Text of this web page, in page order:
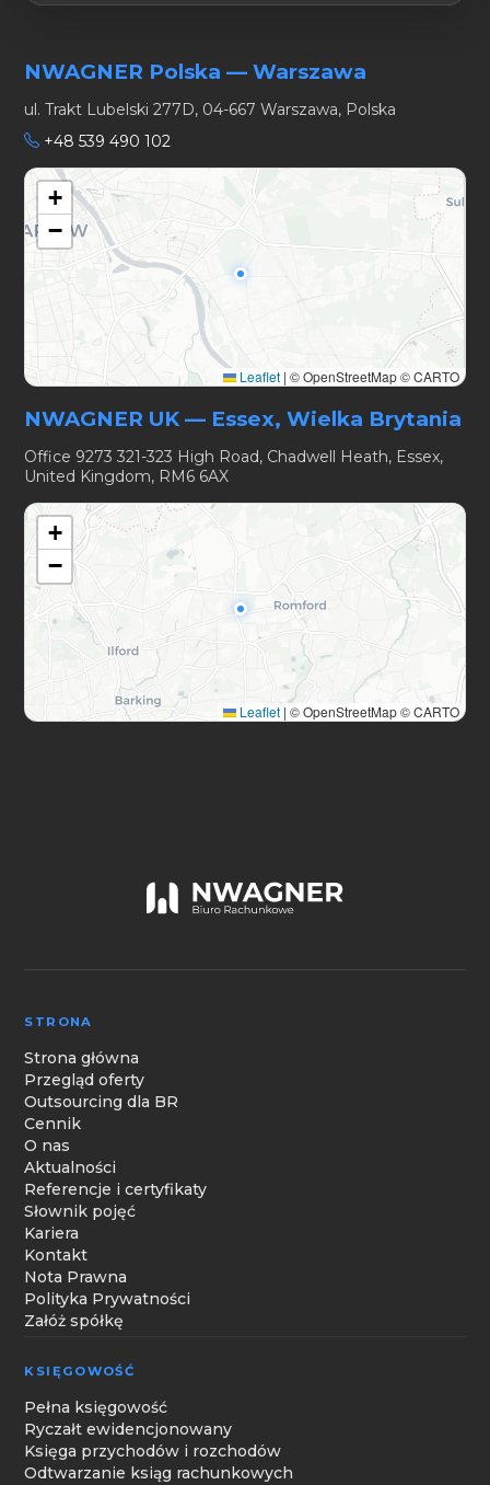
NWAGNER Polska — Warszawa
ul. Trakt Lubelski 277D, 04-667 Warszawa, Polska
+48 539 490 102
+
−
Leaflet | © OpenStreetMap © CARTO
NWAGNER UK — Essex, Wielka Brytania
Office 9273 321-323 High Road, Chadwell Heath, Essex,
United Kingdom, RM6 6AX
+
−
Leaflet | © OpenStreetMap © CARTO
STRONA
Strona główna
Przegląd oferty
Outsourcing dla BR
Cennik
O nas
Aktualności
Referencje i certyfikaty
Słownik pojęć
Kariera
Kontakt
Nota Prawna
Polityka Prywatności
Załóż spółkę
KSIĘGOWOŚĆ
Pełna księgowość
Ryczałt ewidencjonowany
Księga przychodów i rozchodów
Odtwarzanie ksiąg rachunkowych